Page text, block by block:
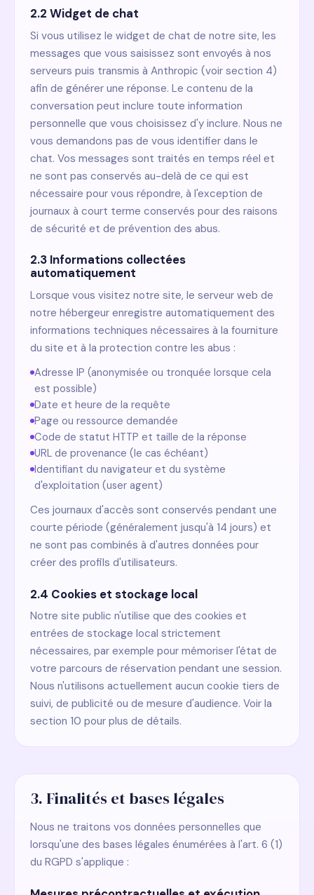
2.2 Widget de chat
Si vous utilisez le widget de chat de notre site, les
messages que vous saisissez sont envoyés à nos
serveurs puis transmis à Anthropic (voir section 4)
afin de générer une réponse. Le contenu de la
conversation peut inclure toute information
personnelle que vous choisissez d'y inclure. Nous ne
vous demandons pas de vous identifier dans le
chat. Vos messages sont traités en temps réel et
ne sont pas conservés au-delà de ce qui est
nécessaire pour vous répondre, à l'exception de
journaux à court terme conservés pour des raisons
de sécurité et de prévention des abus.
2.3 Informations collectées
automatiquement
Lorsque vous visitez notre site, le serveur web de
notre hébergeur enregistre automatiquement des
informations techniques nécessaires à la fourniture
du site et à la protection contre les abus :
Adresse IP (anonymisée ou tronquée lorsque cela
est possible)
Date et heure de la requête
Page ou ressource demandée
Code de statut HTTP et taille de la réponse
URL de provenance (le cas échéant)
Identifiant du navigateur et du système
d'exploitation (user agent)
Ces journaux d'accès sont conservés pendant une
courte période (généralement jusqu'à 14 jours) et
ne sont pas combinés à d'autres données pour
créer des profils d'utilisateurs.
2.4 Cookies et stockage local
Notre site public n'utilise que des cookies et
entrées de stockage local strictement
nécessaires, par exemple pour mémoriser l'état de
votre parcours de réservation pendant une session.
Nous n'utilisons actuellement aucun cookie tiers de
suivi, de publicité ou de mesure d'audience. Voir la
section 10 pour plus de détails.
3. Finalités et bases légales
Nous ne traitons vos données personnelles que
lorsqu'une des bases légales énumérées à l'art. 6 (1)
du RGPD s'applique :